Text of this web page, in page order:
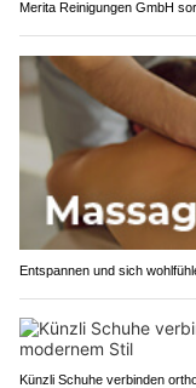
Merita Reinigungen GmbH
Entspannen und sich
Künzli Schuhe verbinden